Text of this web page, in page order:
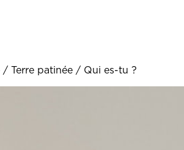
/ Terre patinée / Qui es-tu ?